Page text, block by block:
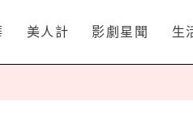
美人計 影劇星聞 生